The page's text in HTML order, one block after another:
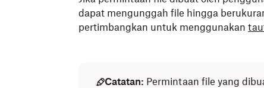
dapat mengunggah file hingga
pertimbangkan untuk menggunakan
Catatan: Permintaan file yang